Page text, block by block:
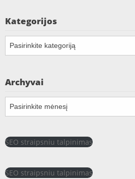
Kategorijos
Kategorijos
Archyvai
Archyvai
SEO straipsniu talpinimas
SEO straipsniu talpinimas